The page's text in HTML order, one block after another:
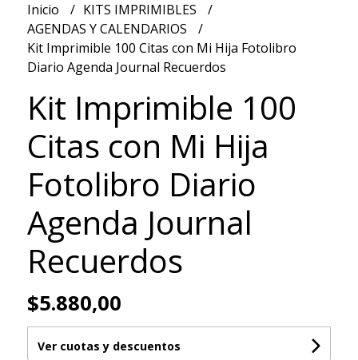
Inicio
KITS IMPRIMIBLES
AGENDAS Y CALENDARIOS
Kit Imprimible 100 Citas con Mi Hija Fotolibro
Diario Agenda Journal Recuerdos
Kit Imprimible 100
Citas con Mi Hija
Fotolibro Diario
Agenda Journal
Recuerdos
$5.880,00
Ver cuotas y descuentos